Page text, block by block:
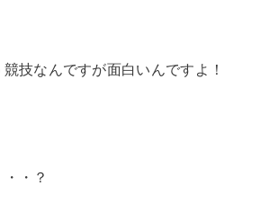
技なんですが面白いんですよ！
・？